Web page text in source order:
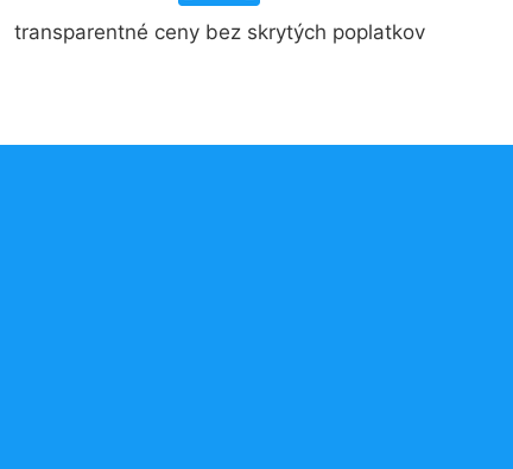
transparentné ceny bez skrytých poplatkov